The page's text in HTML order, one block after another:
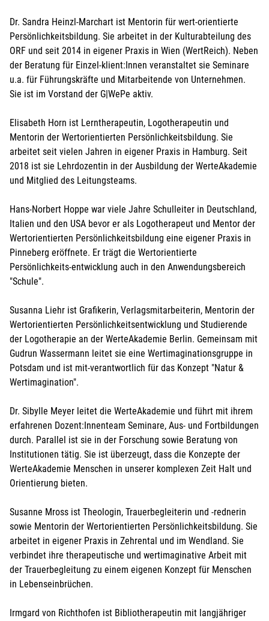
Dr. Sandra Heinzl-Marchart ist Mentorin für wert-orientierte
Persönlichkeitsbildung. Sie arbeitet in der Kulturabteilung des
ORF und seit 2014 in eigener Praxis in Wien (WertReich). Neben
der Beratung für Einzel-klient:Innen veranstaltet sie Seminare
u.a. für Führungskräfte und Mitarbeitende von Unternehmen.
Sie ist im Vorstand der G|WePe aktiv.
Elisabeth Horn ist Lerntherapeutin, Logotherapeutin und
Mentorin der Wertorientierten Persönlichkeitsbildung. Sie
arbeitet seit vielen Jahren in eigener Praxis in Hamburg. Seit
2018 ist sie Lehrdozentin in der Ausbildung der WerteAkademie
und Mitglied des Leitungsteams.
Hans-Norbert Hoppe war viele Jahre Schulleiter in Deutschland,
Italien und den USA bevor er als Logotherapeut und Mentor der
Wertorientierten Persönlichkeitsbildung eine eigener Praxis in
Pinneberg eröffnete. Er trägt die Wertorientierte
Persönlichkeits-entwicklung auch in den Anwendungsbereich
"Schule".
Susanna Liehr ist Grafikerin, Verlagsmitarbeiterin, Mentorin der
Wertorientierten Persönlichkeitsentwicklung und Studierende
der Logotherapie an der WerteAkademie Berlin. Gemeinsam mit
Gudrun Wassermann leitet sie eine Wertimaginationsgruppe in
Potsdam und ist mit-verantwortlich für das Konzept "Natur &
Wertimagination".
Dr. Sibylle Meyer leitet die WerteAkademie und führt mit ihrem
erfahrenen Dozent:Innenteam Seminare, Aus- und Fortbildungen
durch. Parallel ist sie in der Forschung sowie Beratung von
Institutionen tätig. Sie ist überzeugt, dass die Konzepte der
WerteAkademie Menschen in unserer komplexen Zeit Halt und
Orientierung bieten.
Susanne Mross ist Theologin, Trauerbegleiterin und -rednerin
sowie Mentorin der Wertorientierten Persönlichkeitsbildung. Sie
arbeitet in eigener Praxis in Zehrental und im Wendland. Sie
verbindet ihre therapeutische und wertimaginative Arbeit mit
der Trauerbegleitung zu einem eigenen Konzept für Menschen
in Lebenseinbrüchen.
Irmgard von Richthofen ist Bibliotherapeutin mit langjähriger